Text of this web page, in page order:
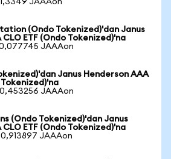
JAAAon
(Ondo Tokenized)'dan Janus
CLO ETF (Ondo Tokenized)'na
JAAAon
Janus Henderson AAA
Tokenized)'na
JAAAon
(Ondo Tokenized)'dan Janus
CLO ETF (Ondo Tokenized)'na
JAAAon